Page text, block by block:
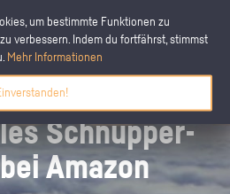
um bestimmte Funktionen zu
verbessern. Indem du fortfährst, stimmst
Mehr Informationen
Schnupper­
Amazon